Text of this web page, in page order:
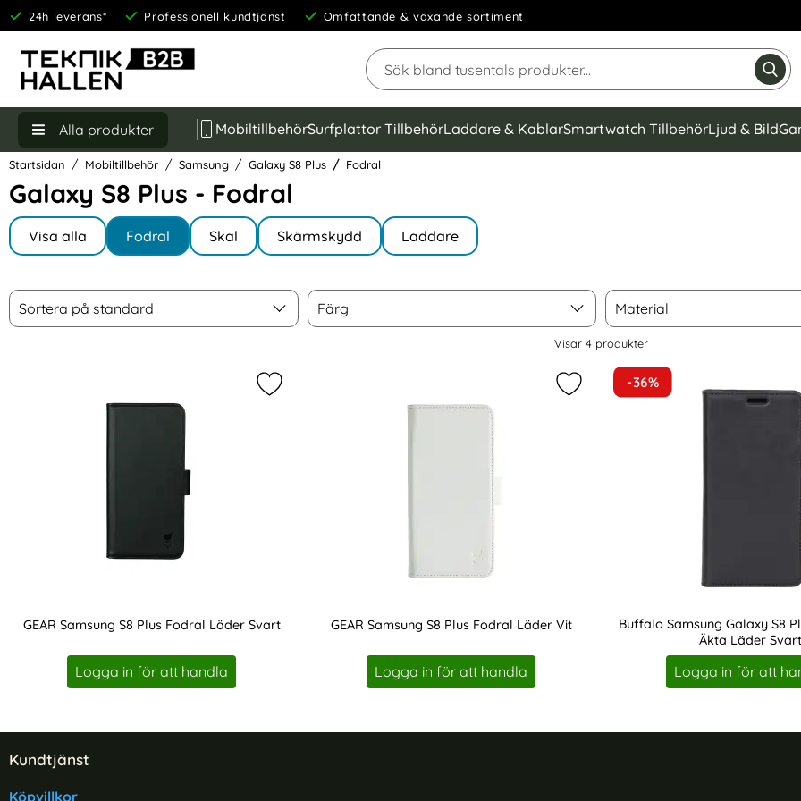
24h leverans* Professionell kundtjänst Omfattande & växande sortiment
Sök
Sök på Narse Group AB
Alla produkter MobiltillbehörSurfplattor TillbehörLaddare & KablarSmartwatch TillbehörLjud & Bild
Startsidan Mobiltillbehör Samsung Galaxy S8 Plus Fodral
Galaxy S8 Plus - Fodral
Hoppa
produkter
Underkategorier
Visa alla
I Galaxy S8 PlusFodral Skal Skärmskydd Laddare
Hoppa
över
Filtrera & sortera
Sortera
Sortera på standard
Färg
Färg
Material
Material
Visar 4 produkter
GEAR Samsung S8 Plus Fodral Läder Svart
Art. nr 208457
Logga in för att handla
Markera gEAR Samsung S8 Plus Fodral Läder Svart som favorit
GEAR Samsung S8 Plus Fodral Läder Vit
Art. nr 208459
Logga in för att handla
Markera gEAR Samsung S8 Plus
-36%
Buffalo Samsung Galaxy S8
Äkta Läder Svart
Art. nr 211604
Logga in för att
Sidfot Blandad info och länkar
Kundtjänst
Köpvillkor